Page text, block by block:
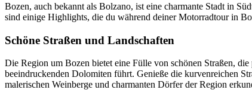
Bozen, auch bekannt als Bolzano, ist eine charmante Stadt in
sind einige Highlights, die du während deiner Motorradtour in
Schöne Straßen und Landschaften
Die Region um Bozen bietet eine Fülle von schönen Straßen,
beeindruckenden Dolomiten führt. Genieße die kurvenreichen
malerischen Weinberge und charmanten Dörfer der Region